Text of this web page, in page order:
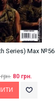
Series) Max №56
80 грн.